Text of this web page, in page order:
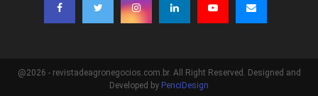
@2026 - revistadeagronegocios.com.br. All Right Reserved. Designed and
Developed by PenciDesign